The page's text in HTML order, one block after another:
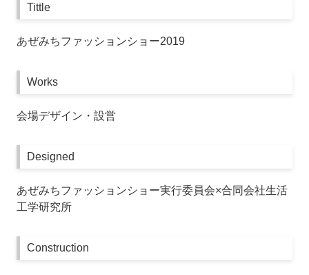
Tittle
あぜみちファッションショー2019
Works
会場デザイン・設営
Designed
あぜみちファッションショー実行委員会×合同会社生活
工学研究所
Construction